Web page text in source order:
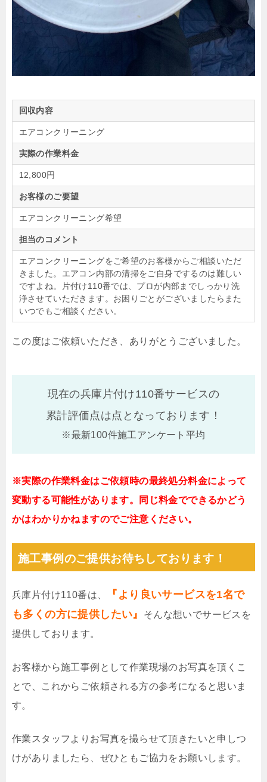
回収内容
エアコンクリーニング
実際の作業料金
12,800円
お客様のご要望
エアコンクリーニング希望
担当のコメント
エアコンクリーニングをご希望のお客様からご相談いただ
きました。エアコン内部の清掃をご自身でするのは難しい
ですよね。片付け110番では、プロが内部までしっかり洗
浄させていただきます。お困りごとがございましたらまた
いつでもご相談ください。
この度はご依頼いただき、ありがとうございました。
現在の兵庫片付け110番サービスの
累計評価点は点となっております！
※最新100件施工アンケート平均
※実際の作業料金はご依頼時の最終処分料金によって
変動する可能性があります。同じ料金でできるかどう
かはわかりかねますのでご注意ください。
施工事例のご提供お待ちしております！
兵庫片付け110番は、
『より良いサービスを1名で
も多くの方に提供したい』
そんな想いでサービスを
提供しております。
お客様から施工事例として作業現場のお写真を頂くこ
とで、これからご依頼される方の参考になると思いま
す。
作業スタッフよりお写真を撮らせて頂きたいと申しつ
けがありましたら、ぜひともご協力をお願いします。